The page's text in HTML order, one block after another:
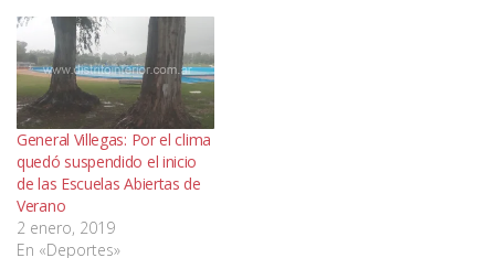
General Villegas: Por el clima
quedó suspendido el inicio
de las Escuelas Abiertas de
Verano
2 enero, 2019
En «Deportes»